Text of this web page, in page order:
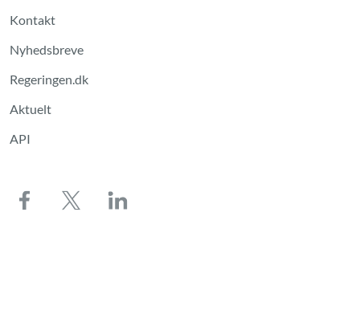
Kontakt
Nyhedsbreve
Regeringen.dk
Aktuelt
API